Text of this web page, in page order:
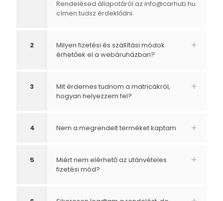
Rendelésed állapotáról az info@carhub.hu
címen tudsz érdeklődni.
2
Milyen fizetési és szállítási módok
érhetőek el a webáruházban?
3
Mit érdemes tudnom a matricákról,
hogyan helyezzem fel?
4 Nem a megrendelt terméket kaptam
5
Miért nem elérhető az utánvételes
fizetési mód?